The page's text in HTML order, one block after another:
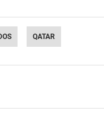
QATAR